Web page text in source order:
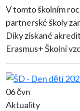
V tomto školním
partnerské školy
Díky získané
Erasmus+ Školní
06 čvn
Aktuality